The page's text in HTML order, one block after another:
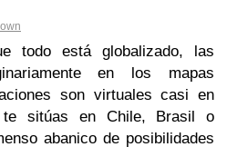
todo está globalizado, las
en los mapas
son virtuales casi en
te sitúas en Chile, Brasil o
abanico de posibilidades